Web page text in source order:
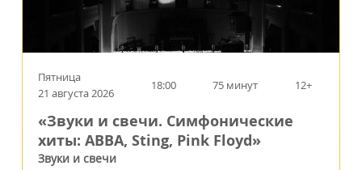
Пятница
21 августа 2026
18:00 75 минут 12+
«Звуки и свечи. Симфонические
хиты: ABBA, Sting, Pink Floyd»
Звуки и свечи